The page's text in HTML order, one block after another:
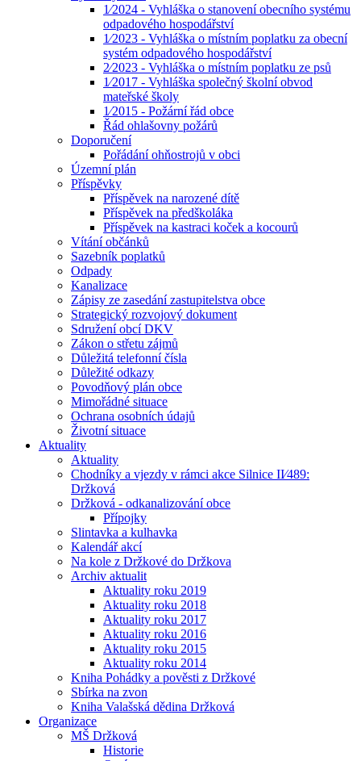
1⁄2024 - Vyhláška o stanovení obecního systému
odpadového hospodářství
1⁄2023 - Vyhláška o místním poplatku za obecní
systém odpadového hospodářství
2⁄2023 - Vyhláška o místním poplatku ze psů
1⁄2017 - Vyhláška společný školní obvod
mateřské školy
1⁄2015 - Požární řád obce
Řád ohlašovny požárů
Doporučení
Pořádání ohňostrojů v obci
Územní plán
Příspěvky
Příspěvek na narozené dítě
Příspěvek na předškoláka
Příspěvek na kastraci koček a kocourů
Vítání občánků
Sazebník poplatků
Odpady
Kanalizace
Zápisy ze zasedání zastupitelstva obce
Strategický rozvojový dokument
Sdružení obcí DKV
Zákon o střetu zájmů
Důležitá telefonní čísla
Důležité odkazy
Povodňový plán obce
Mimořádné situace
Ochrana osobních údajů
Životní situace
Aktuality
Aktuality
Chodníky a vjezdy v rámci akce Silnice II⁄489:
Držková
Držková - odkanalizování obce
Přípojky
Slintavka a kulhavka
Kalendář akcí
Na kole z Držkové do Držkova
Archiv aktualit
Aktuality roku 2019
Aktuality roku 2018
Aktuality roku 2017
Aktuality roku 2016
Aktuality roku 2015
Aktuality roku 2014
Kniha Pohádky a pověsti z Držkové
Sbírka na zvon
Kniha Valašská dědina Držková
Organizace
MŠ Držková
Historie